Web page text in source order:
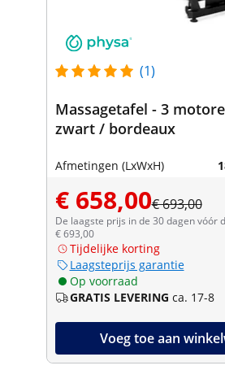
(1)
Massagetafel - 3
zwart / bordeaux
Afmetingen (LxWxH)
€ 658,00€ 693,00
De laagste prijs in de 30 dagen vóór
€ 693,00
Tijdelijke korting
Laagsteprijs garantie
Op voorraad
GRATIS LEVERING ca. 17-8
Voeg toe aan